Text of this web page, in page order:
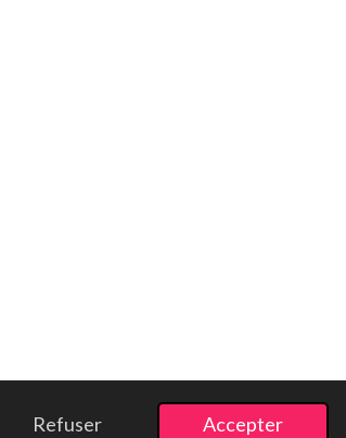
Refuser Accepter